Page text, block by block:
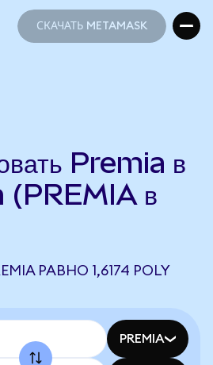
СКАЧАТЬ METAMASK
Premia в
в
РАВНО 1,6174 POLY
PREMIA